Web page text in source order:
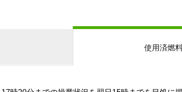
使用済燃